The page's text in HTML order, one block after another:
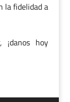
la fidelidad a
¡danos hoy